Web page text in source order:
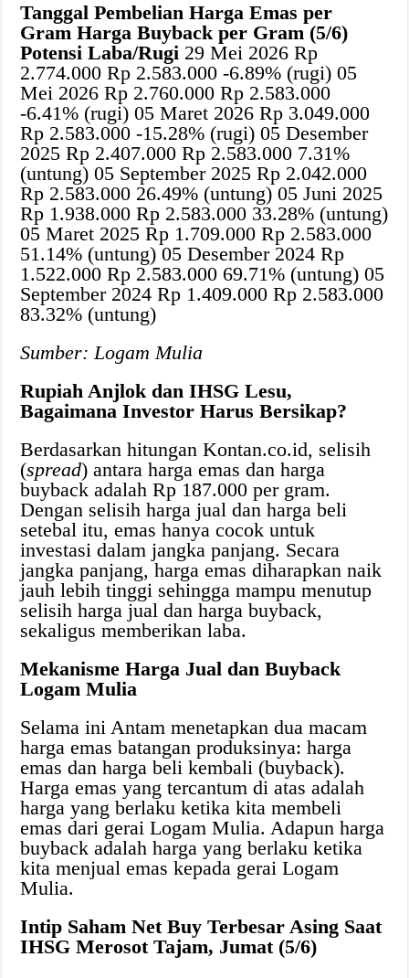
Tanggal Pembelian Harga Emas per
Gram Harga Buyback per Gram (5/6)
Potensi Laba/Rugi 29 Mei 2026 Rp
2.774.000 Rp 2.583.000 -6.89% (rugi) 05
Mei 2026 Rp 2.760.000 Rp 2.583.000
-6.41% (rugi) 05 Maret 2026 Rp 3.049.000
Rp 2.583.000 -15.28% (rugi) 05 Desember
2025 Rp 2.407.000 Rp 2.583.000 7.31%
(untung) 05 September 2025 Rp 2.042.000
Rp 2.583.000 26.49% (untung) 05 Juni 2025
Rp 1.938.000 Rp 2.583.000 33.28% (untung)
05 Maret 2025 Rp 1.709.000 Rp 2.583.000
51.14% (untung) 05 Desember 2024 Rp
1.522.000 Rp 2.583.000 69.71% (untung) 05
September 2024 Rp 1.409.000 Rp 2.583.000
83.32% (untung)
Sumber: Logam Mulia
Rupiah Anjlok dan IHSG Lesu,
Bagaimana Investor Harus Bersikap?
Berdasarkan hitungan Kontan.co.id, selisih
(spread) antara harga emas dan harga
buyback adalah Rp 187.000 per gram.
Dengan selisih harga jual dan harga beli
setebal itu, emas hanya cocok untuk
investasi dalam jangka panjang. Secara
jangka panjang, harga emas diharapkan naik
jauh lebih tinggi sehingga mampu menutup
selisih harga jual dan harga buyback,
sekaligus memberikan laba.
Mekanisme Harga Jual dan Buyback
Logam Mulia
Selama ini Antam menetapkan dua macam
harga emas batangan produksinya: harga
emas dan harga beli kembali (buyback).
Harga emas yang tercantum di atas adalah
harga yang berlaku ketika kita membeli
emas dari gerai Logam Mulia. Adapun harga
buyback adalah harga yang berlaku ketika
kita menjual emas kepada gerai Logam
Mulia.
Intip Saham Net Buy Terbesar Asing Saat
IHSG Merosot Tajam, Jumat (5/6)